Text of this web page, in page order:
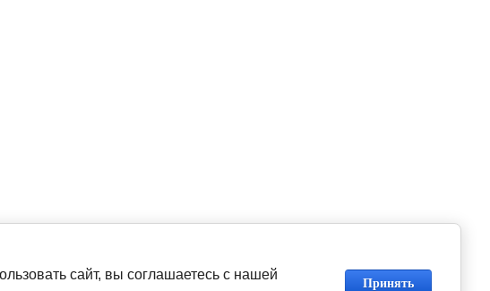
сайт, вы соглашаетесь с нашей
Принять